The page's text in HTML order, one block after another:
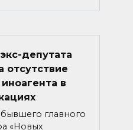
депутата
отсутствие
в
главного
«Новых